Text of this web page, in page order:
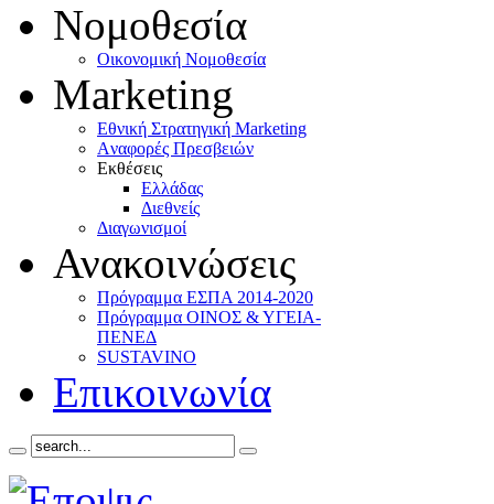
Νομοθεσία
Οικονομική Νομοθεσία
Marketing
Eθνική Στρατηγική Marketing
Aναφορές Πρεσβειών
Eκθέσεις
Eλλάδας
Διεθνείς
Διαγωνισμοί
Ανακοινώσεις
Πρόγραμμα ΕΣΠΑ 2014-2020
Πρόγραμμα ΟΙΝΟΣ & ΥΓΕΙΑ-
ΠΕΝΕΔ
SUSTAVINO
Επικοινωνία